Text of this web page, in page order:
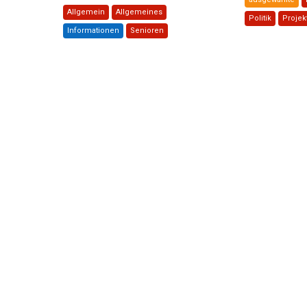
Allgemein Allgemeines
Informationen Senioren
Politik